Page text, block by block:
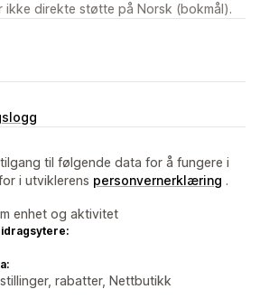
ikke direkte støtte på Norsk (bokmål).
til følgende data for å fungere i
i utviklerens personvernerklæring .
enhet og aktivitet
rabatter, Nettbutikk